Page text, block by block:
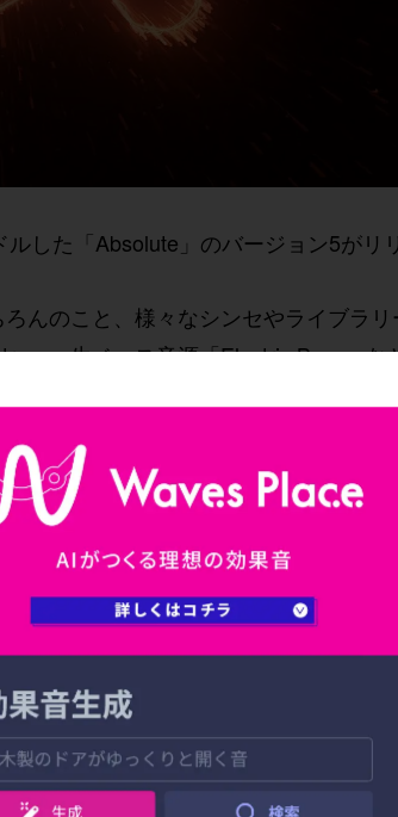
ルした 「Absolute」のバージョン5がリ
んのこと、様々なシンセやライブラ
」、生ベース音源「Electric Bass」な